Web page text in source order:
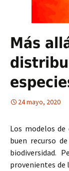
Más
24 mayo, 2020
Los modelos
buen recurso
biodiversidad.
provenientes de